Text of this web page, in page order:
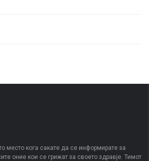
место кога сакате да се информирате за
оние кои се грижат за своето здравје. Тимот